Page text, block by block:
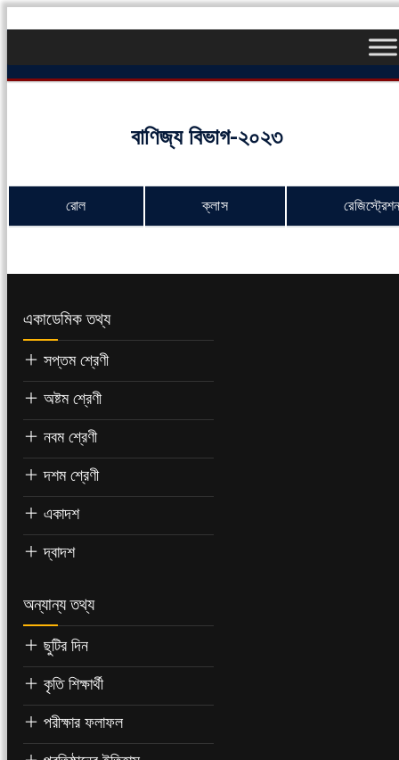
বাণিজ্য বিভাগ-২০২৩
রোল ক্লাস
একাডেমিক তথ্য
সপ্তম শ্রেণী
অষ্টম শ্রেণী
নবম শ্রেণী
দশম শ্রেণী
একাদশ
দ্বাদশ
অন্যান্য তথ্য
ছুটির দিন
কৃতি শিক্ষার্থী
পরীক্ষার ফলাফল